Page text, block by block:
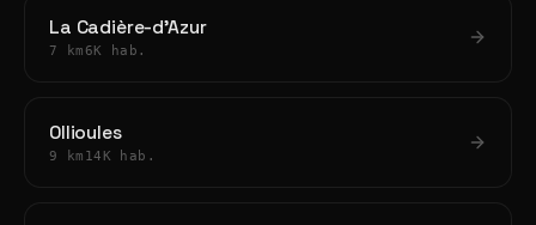
La Cadière-d'Azur
7 km 6K hab.
Ollioules
9 km 14K hab.